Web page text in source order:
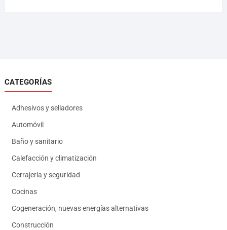
CATEGORÍAS
Adhesivos y selladores
Automóvil
Baño y sanitario
Calefacción y climatización
Cerrajería y seguridad
Cocinas
Cogeneración, nuevas energías alternativas
Construcción